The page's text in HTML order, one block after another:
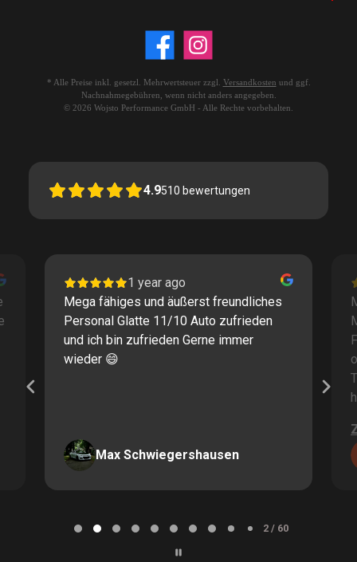
* Alle Preise inkl. gesetzl. Mehrwertsteuer zzgl. Versandkosten und ggf.
Nachnahmegebühren, wenn nicht anders angegeben.
© 2026 Wojsto Performance GmbH - Alle Rechte vorbehalten.
4.9510 bewertungen
1 year ago
Mega fähiges und äußerst freundliches
Personal Glatte 11/10 Auto zufrieden
und ich bin zufrieden Gerne immer
wieder 😄
Max Schwiegershausen
2 / 60